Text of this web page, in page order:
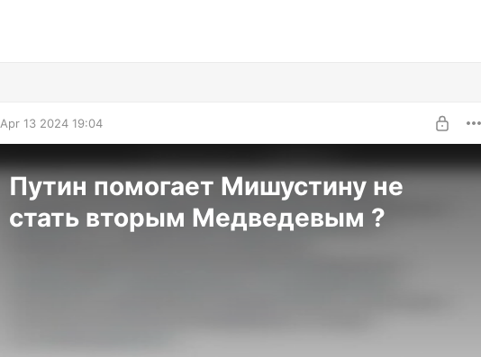
Apr 13 2024 19:04
Путин помогает Мишустину не
стать вторым Медведевым ?